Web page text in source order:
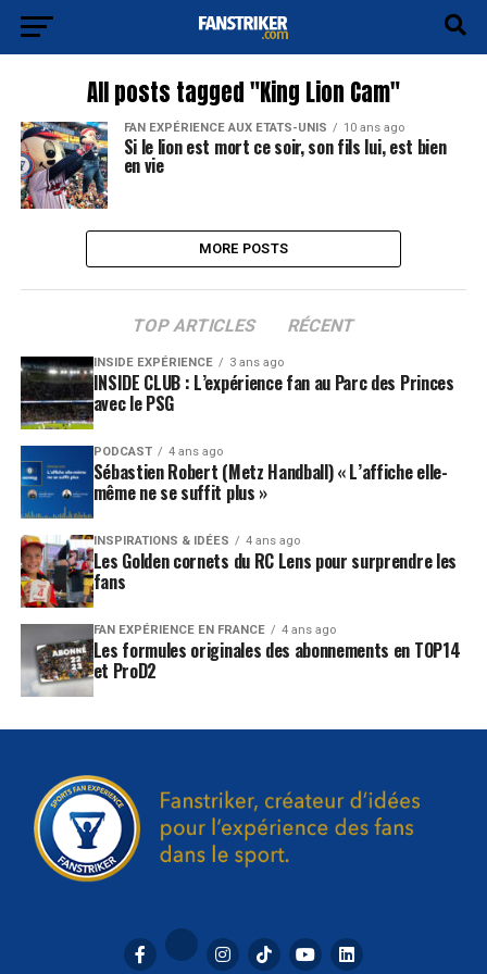
All posts tagged "King Lion Cam"
FAN EXPÉRIENCE AUX ETATS-UNIS 10 ans ago
Si le lion est mort ce soir, son fils lui, est bien
en vie
MORE POSTS
TOP ARTICLES RÉCENT
INSIDE EXPÉRIENCE 3 ans ago
INSIDE CLUB : L’expérience fan au Parc des Princes
avec le PSG
PODCAST 4 ans ago
Sébastien Robert (Metz Handball) « L’affiche elle-
même ne se suffit plus »
INSPIRATIONS & IDÉES 4 ans ago
Les Golden cornets du RC Lens pour surprendre les
fans
FAN EXPÉRIENCE EN FRANCE 4 ans ago
Les formules originales des abonnements en TOP14
et ProD2